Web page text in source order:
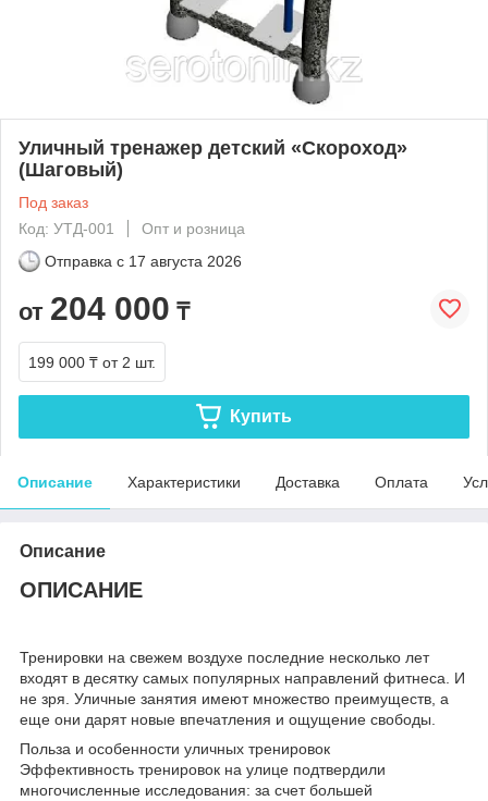
Уличный тренажер детский «Скороход»
(Шаговый)
Под заказ
Код: УТД-001
Опт и розница
Отправка с 17 августа 2026
от 204 000 ₸
199 000 ₸ от 2 шт.
Купить
Описание Характеристики Доставка Оплата
Описание
ОПИСАНИЕ
Тренировки на свежем воздухе последние несколько лет
входят в десятку самых популярных направлений фитнеса. И
не зря. Уличные занятия имеют множество преимуществ, а
еще они дарят новые впечатления и ощущение свободы.
Польза и особенности уличных тренировок
Эффективность тренировок на улице подтвердили
многочисленные исследования: за счет большей